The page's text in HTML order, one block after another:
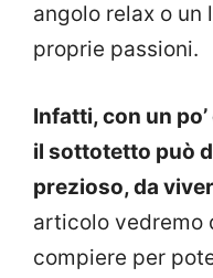
angolo relax o
proprie passioni.
Infatti, con un
il sottotetto può
prezioso, da
articolo vedremo
compiere per